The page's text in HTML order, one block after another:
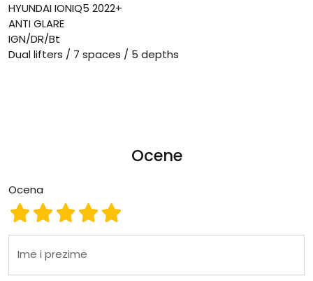
HYUNDAI IONIQ5 2022+
ANTI GLARE
IGN/DR/Bt
Dual lifters / 7 spaces / 5 depths
Ocene
Ocena
Ocena 5
Ocena 4
Ocena 3
Ocena 2
Ocena 1
Ime i prezime